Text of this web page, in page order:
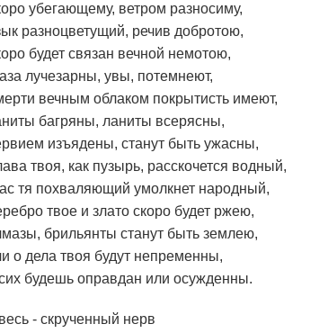
убегающему, ветром разносиму,
разноцветущий, речив добротою,
будет связан вечной немотою,
лучезарны, увы, потемнеют,
вечным облаком покрытисть имеют,
багряны, ланиты всерясны,
изъядены, станут быть ужасны,
твоя, как пузырь, расскочется водный,
тя похваляющий умолкнет народный,
твое и злато скоро будет ржею,
брильянты станут быть землею,
о дела твоя будут непременны,
будешь оправдан или осужденны.
- скрученный нерв